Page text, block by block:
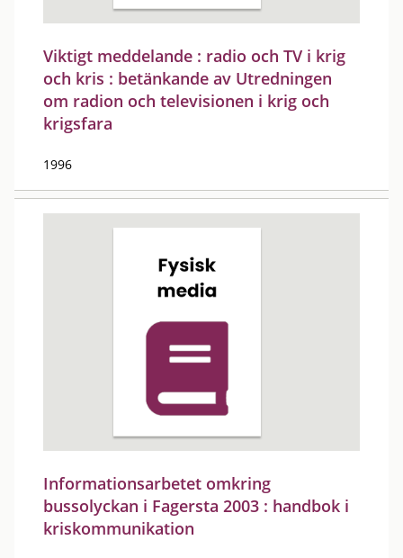
Viktigt meddelande : radio och TV i krig
och kris : betänkande av Utredningen
om radion och televisionen i krig och
krigsfara
1996
Informationsarbetet omkring
bussolyckan i Fagersta 2003 : handbok i
kriskommunikation